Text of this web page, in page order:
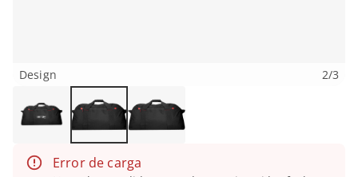
Design 2/3
Error de carga